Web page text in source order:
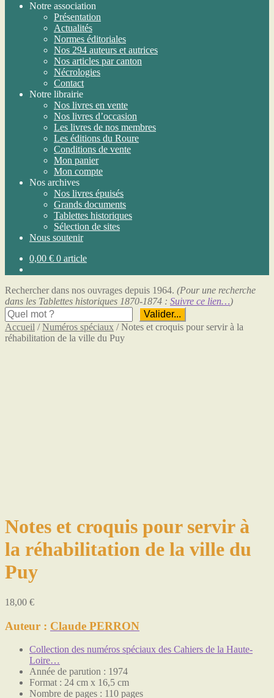
Notre association
Présentation
Actualités
Normes éditoriales
Nos 294 auteurs et autrices
Nos articles par canton
Nécrologies
Contact
Notre librairie
Nos livres en vente
Nos livres d’occasion
Les livres de nos membres
Les éditions du Roure
Conditions de vente
Mon panier
Mon compte
Nos archives
Nos livres épuisés
Grands documents
Tablettes historiques
Sélection de sites
Nous soutenir
0,00 € 0 article
Rechercher dans nos ouvrages depuis 1964. (Pour une recherche
dans les Tablettes historiques 1870-1874 : Suivre ce lien…)
Valider...
Accueil /Numéros spéciaux /Notes et croquis pour servir à la
réhabilitation de la ville du Puy
Notes et croquis pour servir à
la réhabilitation de la ville du
Puy
18,00 €
Auteur : Claude PERRON
Collection des numéros spéciaux des Cahiers de la Haute-
Loire…
Année de parution : 1974
Format : 24 cm x 16,5 cm
Nombre de pages : 110 pages